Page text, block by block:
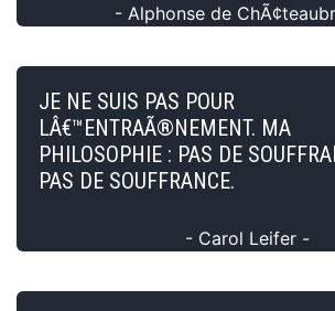
- Alphonse de
JE NE SUIS PAS POUR
LÂ€™ENTRAÃ®NEMENT. MA
PHILOSOPHIE : PAS DE
PAS DE SOUFFRANCE.
- Carol Leifer -